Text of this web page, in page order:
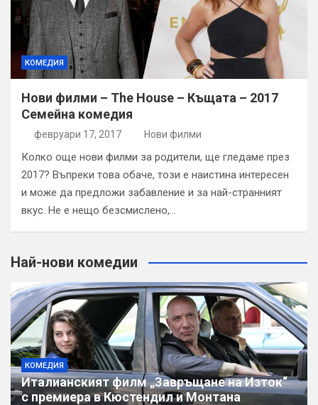
КОМЕДИЯ
Нови филми – The House – Къщата – 2017
Семейна комедия
февруари 17, 2017 Нови филми
Колко още нови филми за родители, ще гледаме през
2017? Въпреки това обаче, този е наистина интересен
и може да предложи забавление и за най-странният
вкус. Не е нещо безсмислено,…
Най-нови комедии
КОМЕДИЯ
Италианският филм „Завръщане на Изток“
с премиера в Кюстендил и Монтана